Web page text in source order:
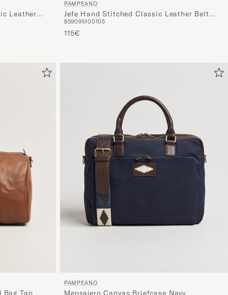
Leather
PAMPEANO
Jefe Hand Stitched Classic Leather Belt
3,5cm Brown/Blue
859095100105
115€
Bag Tan
PAMPEANO
Mensajero Canvas Briefcase Navy